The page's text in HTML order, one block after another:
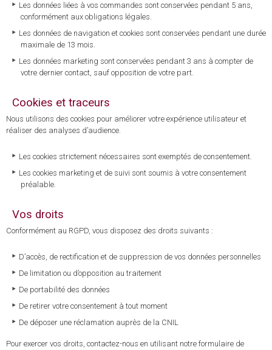
Les données liées à vos commandes sont conservées pendant 5 ans,
conformément aux obligations légales.
Les données de navigation et cookies sont conservées pendant une durée
maximale de 13 mois.
Les données marketing sont conservées pendant 3 ans à compter de
votre dernier contact, sauf opposition de votre part.
Cookies et traceurs
Nous utilisons des cookies pour améliorer votre expérience utilisateur et
réaliser des analyses d’audience.
Les cookies strictement nécessaires sont exemptés de consentement.
Les cookies marketing et de suivi sont soumis à votre consentement
préalable.
Vos droits
Conformément au RGPD, vous disposez des droits suivants :
D’accès, de rectification et de suppression de vos données personnelles
De limitation ou d’opposition au traitement
De portabilité des données
De retirer votre consentement à tout moment
De déposer une réclamation auprès de la CNIL
Pour exercer vos droits, contactez-nous en utilisant notre formulaire de